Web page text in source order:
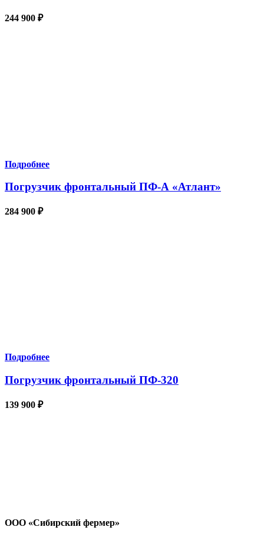
244 900 ₽
Подробнее
Погрузчик фронтальный ПФ-А «Атлант»
284 900 ₽
Подробнее
Погрузчик фронтальный ПФ-320
139 900 ₽
ООО «Сибирский фермер»